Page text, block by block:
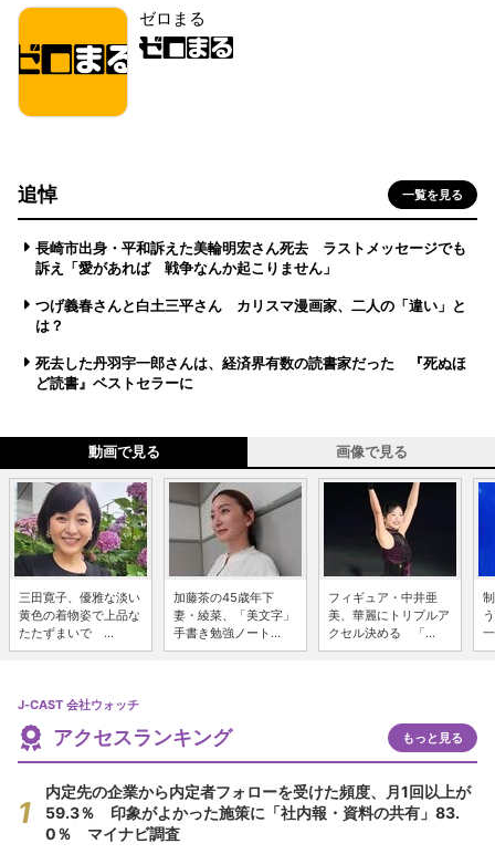
ゼロまる
追悼 一覧を見る
長崎市出身・平和訴えた美輪明宏さん死去 ラストメッセージでも
訴え「愛があれば 戦争なんか起こりません」
つげ義春さんと白土三平さん カリスマ漫画家、二人の「違い」と
は？
死去した丹羽宇一郎さんは、経済界有数の読書家だった 『死ぬほ
ど読書』ベストセラーに
動画で見る 画像で見る
三田寛子、優雅な淡い
黄色の着物姿で上品な
たたずまいで ...
加藤茶の45歳年下
妻・綾菜、「美文字」
手書き勉強ノート...
フィギュア・中井亜
美、華麗にトリプルア
クセル決める 「...
J-CAST 会社ウォッチ
アクセスランキング もっと見る
内定先の企業から内定者フォローを受けた頻度、月1回以上が
59.3％ 印象がよかった施策に「社内報・資料の共有」83.
0％ マイナビ調査